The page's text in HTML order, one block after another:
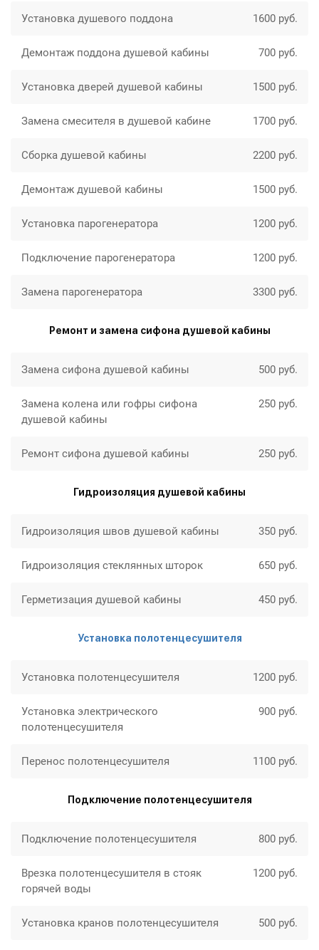
Установка душевого поддона 1600 руб.
Демонтаж поддона душевой кабины 700 руб.
Установка дверей душевой кабины 1500 руб.
Замена смесителя в душевой кабине 1700 руб.
Сборка душевой кабины 2200 руб.
Демонтаж душевой кабины 1500 руб.
Установка парогенератора 1200 руб.
Подключение парогенератора 1200 руб.
Замена парогенератора 3300 руб.
Ремонт и замена сифона душевой кабины
Замена сифона душевой кабины 500 руб.
Замена колена или гофры сифона
душевой кабины
250 руб.
Ремонт сифона душевой кабины 250 руб.
Гидроизоляция душевой кабины
Гидроизоляция швов душевой кабины 350 руб.
Гидроизоляция стеклянных шторок 650 руб.
Герметизация душевой кабины 450 руб.
Установка полотенцесушителя
Установка полотенцесушителя 1200 руб.
Установка электрического
полотенцесушителя
900 руб.
Перенос полотенцесушителя 1100 руб.
Подключение полотенцесушителя
Подключение полотенцесушителя 800 руб.
Врезка полотенцесушителя в стояк
горячей воды
1200 руб.
Установка кранов полотенцесушителя 500 руб.